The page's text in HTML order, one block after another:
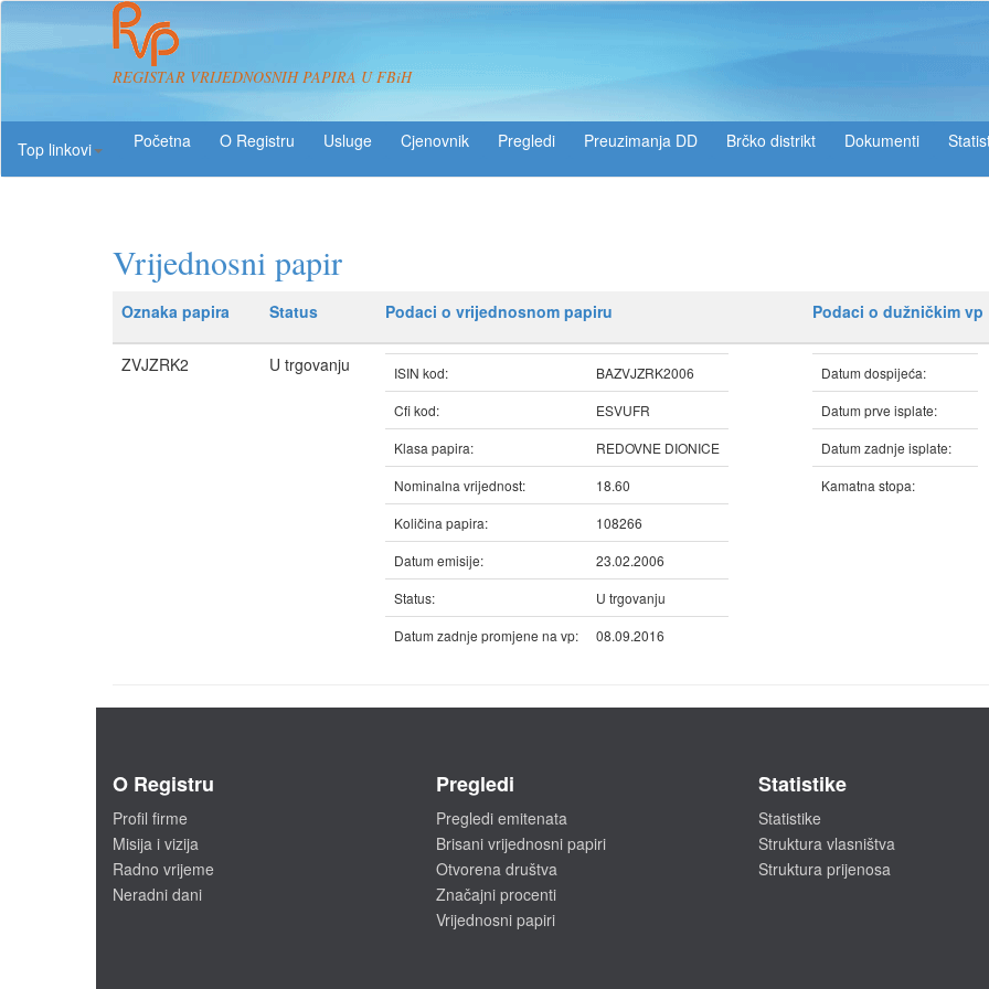
REGISTAR VRIJEDNOSNIH PAPIRA U FBiH
Top linkovi
O Registru Usluge Pregledi Preuzimanja DD Brčko distrikt Dokumenti
Vrijednosni papir
Oznaka papira Status Podaci o vrijednosnom papiru Podaci o dužničkim vp
ZVJZRK2 U trgovanju ISIN kod:
BAZVJZRK2006
Cfi kod:
ESVUFR
Klasa papira:
REDOVNE DIONICE
Nominalna vrijednost:
18.60
Količina papira:
108266
Datum emisije:
23.02.2006
Status:
U trgovanju
Datum zadnje promjene na vp:
08.09.2016
Datum dospijeća:
Datum prve isplate:
Datum zadnje isplate:
Kamatna stopa:
O Registru
Profil firme
Misija i vizija
Radno vrijeme
Neradni dani
Pregledi
Pregledi emitenata
Brisani vrijednosni papiri
Otvorena društva
Značajni procenti
Vrijednosni papiri
Statistike
Statistike
Struktura vlasništva
Struktura prijenosa